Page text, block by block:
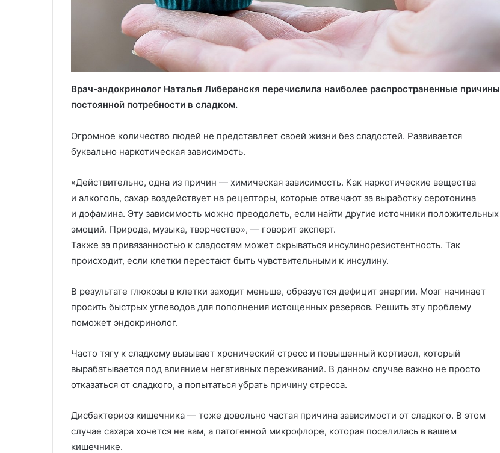
Врач-эндокринолог Наталья Либеранскя перечислила наиболее распространенные причины
постоянной потребности в сладком.
Огромное количество людей не представляет своей жизни без сладостей. Развивается
буквально наркотическая зависимость.
«Действительно, одна из причин — химическая зависимость. Как наркотические вещества
и алкоголь, сахар воздействует на рецепторы, которые отвечают за выработку серотонина
и дофамина. Эту зависимость можно преодолеть, если найти другие источники положительных
эмоций. Природа, музыка, творчество», — говорит эксперт.
Также за привязанностью к сладостям может скрываться инсулинорезистентность. Так
происходит, если клетки перестают быть чувствительными к инсулину.
В результате глюкозы в клетки заходит меньше, образуется дефицит энергии. Мозг начинает
просить быстрых углеводов для пополнения истощенных резервов. Решить эту проблему
поможет эндокринолог.
Часто тягу к сладкому вызывает хронический стресс и повышенный кортизол, который
вырабатывается под влиянием негативных переживаний. В данном случае важно не просто
отказаться от сладкого, а попытаться убрать причину стресса.
Дисбактериоз кишечника — тоже довольно частая причина зависимости от сладкого. В этом
случае сахара хочется не вам, а патогенной микрофлоре, которая поселилась в вашем
кишечнике.